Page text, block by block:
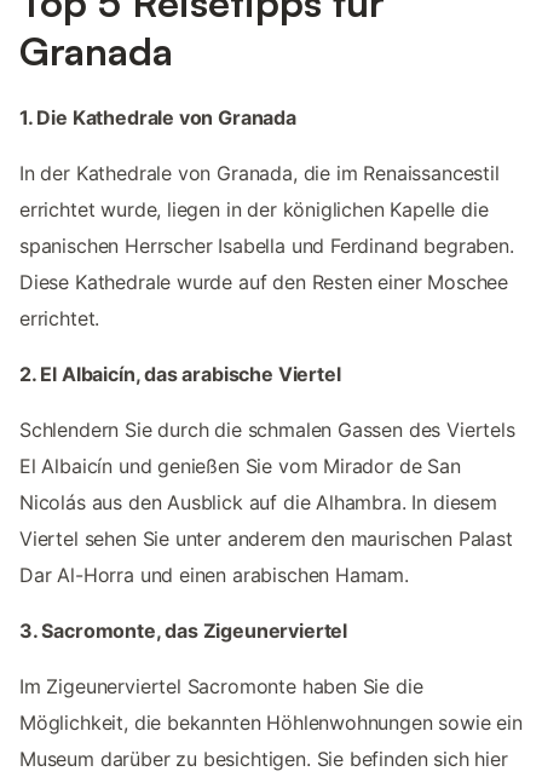
Granada
1. Die Kathedrale von Granada
In der Kathedrale von Granada, die im Renaissancestil
errichtet wurde, liegen in der königlichen Kapelle die
spanischen Herrscher Isabella und Ferdinand begraben.
Diese Kathedrale wurde auf den Resten einer Moschee
errichtet.
2. El Albaicín, das arabische Viertel
Schlendern Sie durch die schmalen Gassen des Viertels
El Albaicín und genießen Sie vom Mirador de San
Nicolás aus den Ausblick auf die Alhambra. In diesem
Viertel sehen Sie unter anderem den maurischen Palast
Dar Al-Horra und einen arabischen Hamam.
3. Sacromonte, das Zigeunerviertel
Im Zigeunerviertel Sacromonte haben Sie die
Möglichkeit, die bekannten Höhlenwohnungen sowie ein
Museum darüber zu besichtigen. Sie befinden sich hier